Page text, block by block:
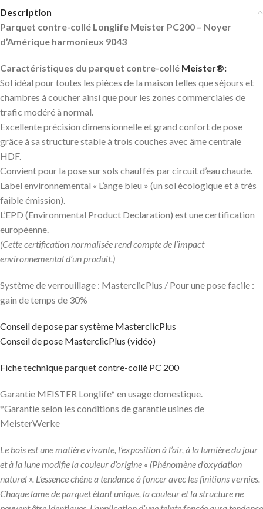
Description
Parquet contre-collé Longlife Meister PC200 – Noyer
d’Amérique harmonieux 9043
Caractéristiques du parquet contre-collé Meister®:
Sol idéal pour toutes les pièces de la maison telles que séjours et
chambres à coucher ainsi que pour les zones commerciales de
trafic modéré à normal.
Excellente précision dimensionnelle et grand confort de pose
grâce à sa structure stable à trois couches avec âme centrale
HDF.
Convient pour la pose sur sols chauffés par circuit d’eau chaude.
Label environnemental « L’ange bleu » (un sol écologique et à très
faible émission).
L’EPD (Environmental Product Declaration) est une certification
européenne.
(Cette certification normalisée rend compte de l’impact
environnemental d’un produit.)
Système de verrouillage : MasterclicPlus / Pour une pose facile :
gain de temps de 30%
Conseil de pose par système MasterclicPlus
Conseil de pose MasterclicPlus (vidéo)
Fiche technique parquet contre-collé PC 200
Garantie MEISTER Longlife* en usage domestique.
*Garantie selon les conditions de garantie usines de
MeisterWerke
Le bois est une matière vivante, l’exposition à l’air, à la lumière du jour
et à la lune modifie la couleur d’origine « (Phénomène d’oxydation
naturel ». L’essence chêne a tendance à foncer avec les finitions vernies.
Chaque lame de parquet étant unique, la couleur et la structure ne